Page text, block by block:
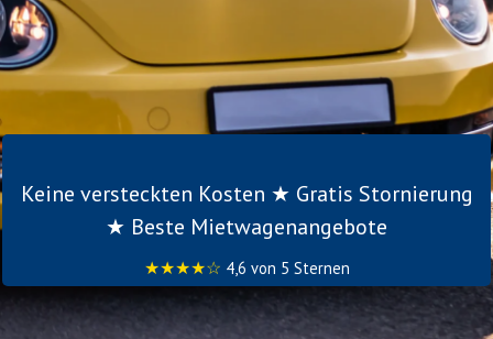
Keine versteckten Kosten ★ Gratis Stornierung
★ Beste Mietwagenangebote
★★★★☆ 4,6 von 5 Sternen